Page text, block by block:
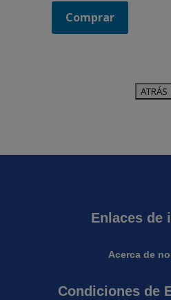
Comprar
Enlaces de
Acerca de
Condiciones de